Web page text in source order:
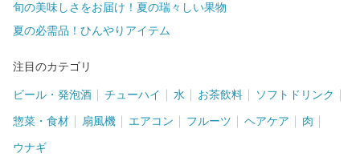
旬の美味しさをお届け！夏の瑞々しい果物
夏の必需品！ひんやりアイテム
注目のカテゴリ
ビール・発泡酒 チューハイ 水 お茶飲料 ソフトドリンク
惣菜・食材 扇風機 エアコン フルーツ ヘアケア 肉
ウナギ